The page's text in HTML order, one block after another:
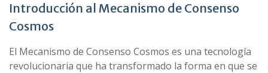
Introducción al Mecanismo de Consenso
Cosmos
El Mecanismo de Consenso Cosmos es una tecnología
revolucionaria que ha transformado la forma en que se